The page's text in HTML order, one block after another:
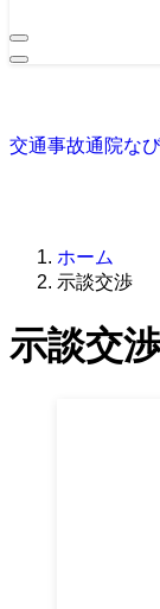
交通事故通院な
ホーム
示談交渉
示談交渉